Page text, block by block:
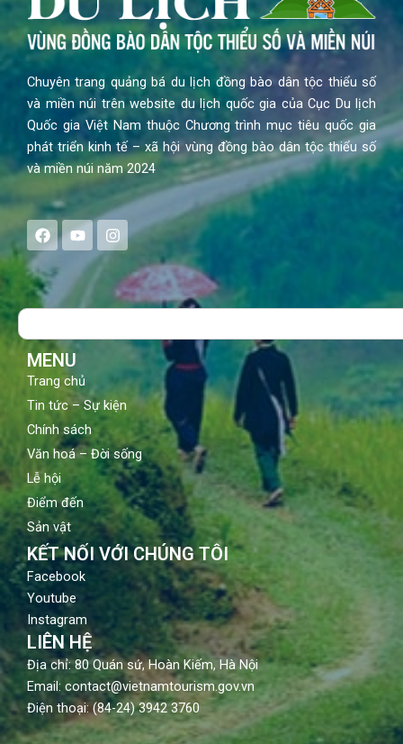
Chuyên trang quảng bá du lịch đồng bào dân tộc thiểu số
và miền núi trên website du lịch quốc gia của Cục Du lịch
Quốc gia Việt Nam thuộc Chương trình mục tiêu quốc gia
phát triển kinh tế – xã hội vùng đồng bào dân tộc thiểu số
và miền núi năm 2024
F
a
e
b
o
Y
o
t
u
b
I
n
s
a
g
Search
MENU
Trang chủ
Tin tức – Sự kiện
Chính sách
Văn hoá – Đời sống
Lễ hội
Điểm đến
Sản vật
KẾT NỐI VỚI CHÚNG TÔI
Facebook
Youtube
Instagram
LIÊN HỆ
Địa chỉ: 80 Quán sứ, Hoàn Kiếm, Hà Nội
Email: contact@vietnamtourism.gov.vn
Điện thoại: (84-24) 3942 3760